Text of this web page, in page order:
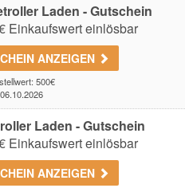
Laden - Gutschein
Einkaufswert einlösbar
ANZEIGEN
500€
Laden - Gutschein
Einkaufswert einlösbar
ANZEIGEN